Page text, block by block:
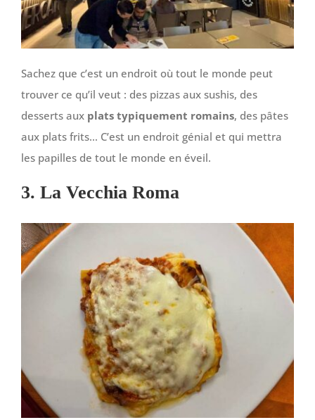
Sachez que c’est un endroit où tout le monde peut
trouver ce qu’il veut : des pizzas aux sushis, des
desserts aux plats typiquement romains, des pâtes
aux plats frits… C’est un endroit génial et qui mettra
les papilles de tout le monde en éveil.
3. La Vecchia Roma